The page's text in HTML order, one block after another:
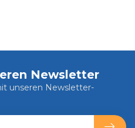
Newsletter
unseren Newsletter-